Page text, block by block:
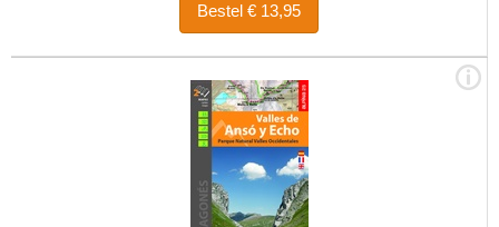
Bestel € 13,95